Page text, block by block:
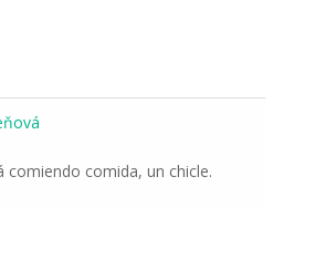
comiendo comida, un chicle.